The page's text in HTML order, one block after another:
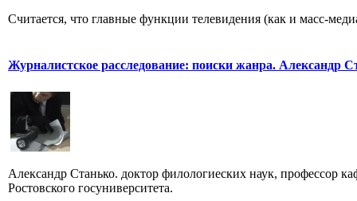
Считается, что главные функции телевидения (как и масс-
Журналистское расследование: поиски жанра. Александр
Александр Станько. доктор филологиеских наук, профессор
Ростовского госуниверситета.